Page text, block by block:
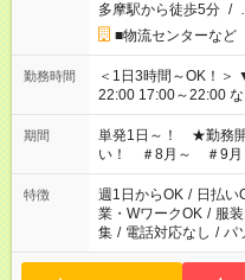
多摩駅から徒歩5分 /
■物流センターな
勤務時間
＜1日3時間～OK！＞ ▼ 例えば… ▼ 15:00～18:00 15:00～
22:00 17:00～22:00 など こちら以外の時間もお気軽にご
ださい！
期間
単発1日～！ ★勤務開
い！ ＃8月～ ＃9月
特徴 週1日からOK / 日払い
業・WワークOK / 服
集 / 電話対応なし / パ